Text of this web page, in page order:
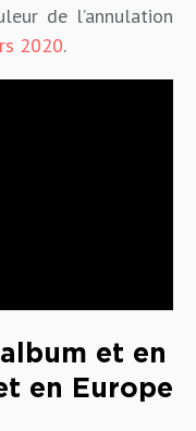
de l’annulation
2020.
et en
en Europe